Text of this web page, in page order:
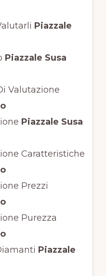
Piazzale
Piazzale Susa
Valutazione
Piazzale Susa
Caratteristiche
Prezzi
Purezza
Piazzale